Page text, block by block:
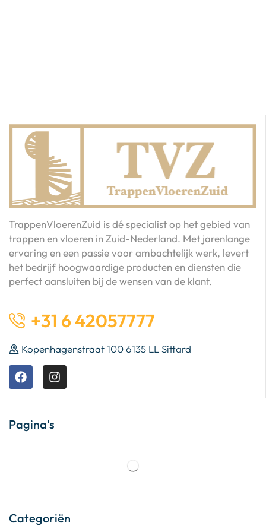
TrappenVloerenZuid is dé specialist op het gebied van
trappen en vloeren in Zuid-Nederland. Met jarenlange
ervaring en een passie voor ambachtelijk werk, levert
het bedrijf hoogwaardige producten en diensten die
perfect aansluiten bij de wensen van de klant.
+31 6 42057777
Kopenhagenstraat 100 6135 LL Sittard
Pagina's
Categoriën